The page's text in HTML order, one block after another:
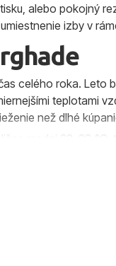
alebo pokojný
izby v
celého roka.
teplotami
než dlhé
medzi 22–28 °C,